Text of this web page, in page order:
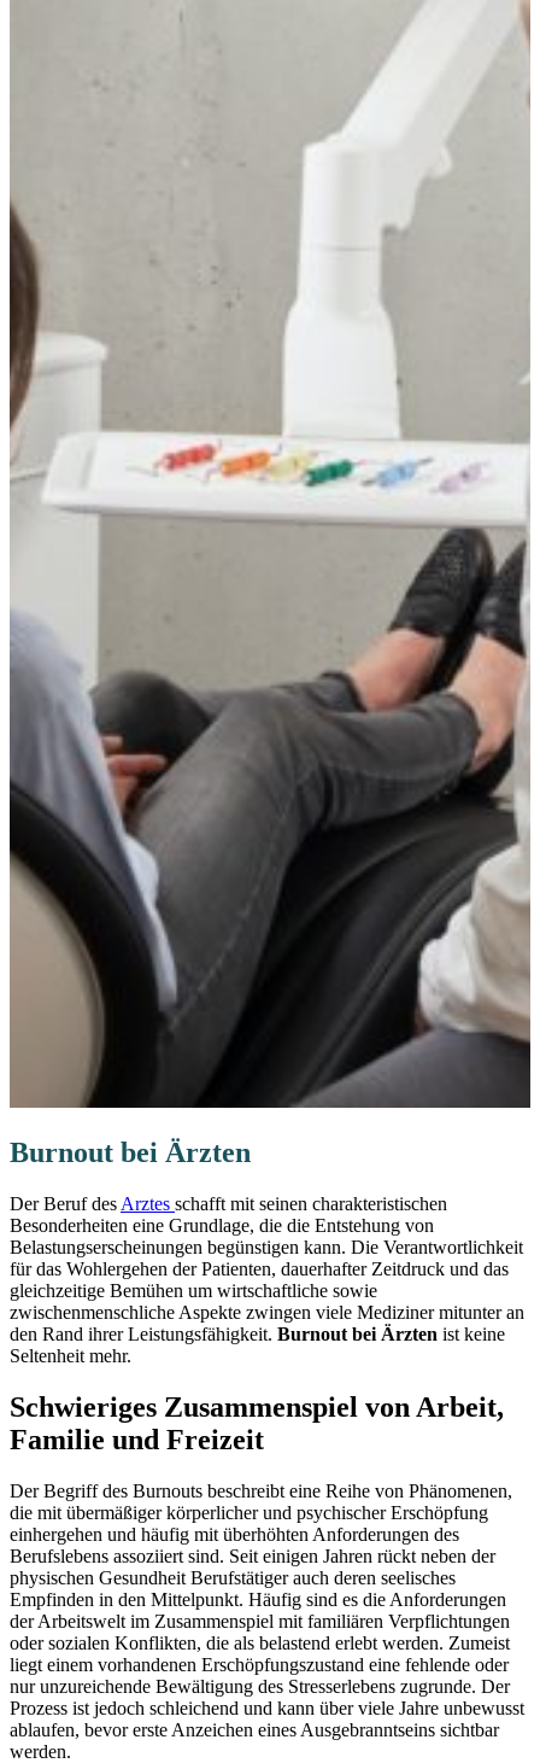
Burnout bei Ärzten
Der Beruf des Arztes schafft mit seinen charakteristischen
Besonderheiten eine Grundlage, die die Entstehung von
Belastungserscheinungen begünstigen kann. Die Verantwortlichkeit
für das Wohlergehen der Patienten, dauerhafter Zeitdruck und das
gleichzeitige Bemühen um wirtschaftliche sowie
zwischenmenschliche Aspekte zwingen viele Mediziner mitunter an
den Rand ihrer Leistungsfähigkeit. Burnout bei Ärzten ist keine
Seltenheit mehr.
Schwieriges Zusammenspiel von Arbeit,
Familie und Freizeit
Der Begriff des Burnouts beschreibt eine Reihe von Phänomenen,
die mit übermäßiger körperlicher und psychischer Erschöpfung
einhergehen und häufig mit überhöhten Anforderungen des
Berufslebens assoziiert sind. Seit einigen Jahren rückt neben der
physischen Gesundheit Berufstätiger auch deren seelisches
Empfinden in den Mittelpunkt. Häufig sind es die Anforderungen
der Arbeitswelt im Zusammenspiel mit familiären Verpflichtungen
oder sozialen Konflikten, die als belastend erlebt werden. Zumeist
liegt einem vorhandenen Erschöpfungszustand eine fehlende oder
nur unzureichende Bewältigung des Stresserlebens zugrunde. Der
Prozess ist jedoch schleichend und kann über viele Jahre unbewusst
ablaufen, bevor erste Anzeichen eines Ausgebranntseins sichtbar
werden.